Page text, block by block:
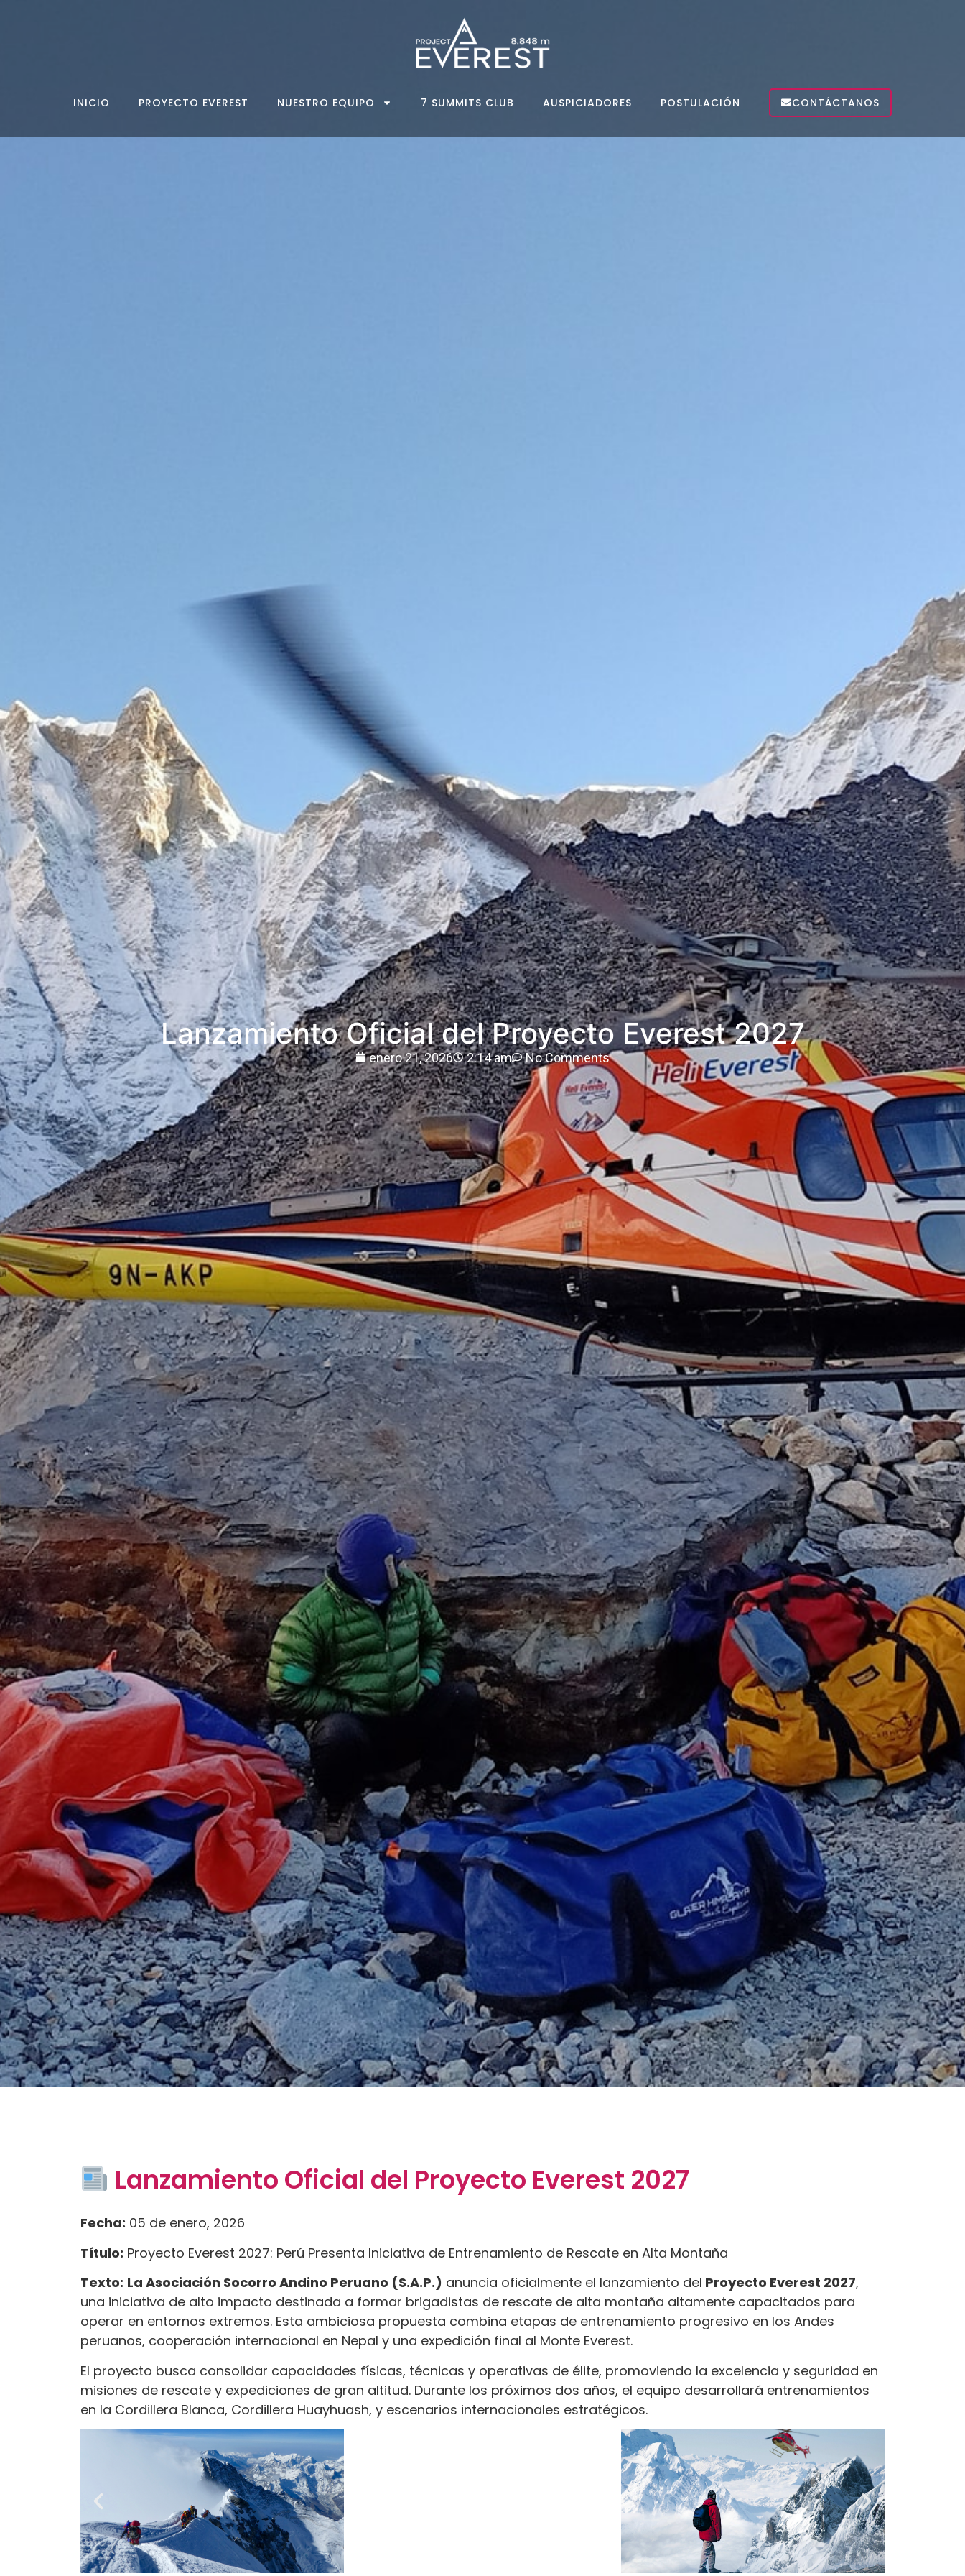
INICIO PROYECTO EVEREST NUESTRO EQUIPO 7 SUMMITS CLUB AUSPICIADORES POSTULACIÓN CONTÁCTANOS
Lanzamiento Oficial del Proyecto Everest 2027
enero 21, 2026 2:14 am No Comments
Lanzamiento Oficial del Proyecto Everest 2027
Fecha: 05 de enero, 2026
Título: Proyecto Everest 2027: Perú Presenta Iniciativa de Entrenamiento de Rescate en Alta Montaña
Texto: La Asociación Socorro Andino Peruano (S.A.P.) anuncia oficialmente el lanzamiento del Proyecto Everest 2027,
una iniciativa de alto impacto destinada a formar brigadistas de rescate de alta montaña altamente capacitados para
operar en entornos extremos. Esta ambiciosa propuesta combina etapas de entrenamiento progresivo en los Andes
peruanos, cooperación internacional en Nepal y una expedición final al Monte Everest.
El proyecto busca consolidar capacidades físicas, técnicas y operativas de élite, promoviendo la excelencia y seguridad en
misiones de rescate y expediciones de gran altitud. Durante los próximos dos años, el equipo desarrollará entrenamientos
en la Cordillera Blanca, Cordillera Huayhuash, y escenarios internacionales estratégicos.